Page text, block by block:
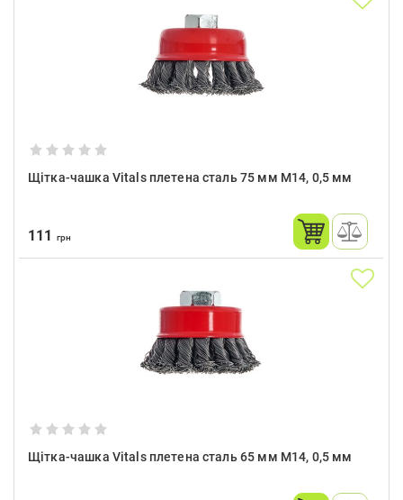
Щітка-чашка Vitals плетена сталь 75 мм М14, 0,5 мм
111 грн
Щітка-чашка Vitals плетена сталь 65 мм М14, 0,5 мм